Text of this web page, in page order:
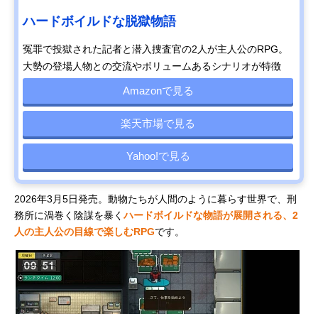
ハードボイルドな脱獄物語
冤罪で投獄された記者と潜入捜査官の2人が主人公のRPG。
大勢の登場人物との交流やボリュームあるシナリオが特徴
Amazonで見る
楽天市場で見る
Yahoo!で見る
2026年3月5日発売。動物たちが人間のように暮らす世界で、刑
務所に渦巻く陰謀を暴くハードボイルドな物語が展開される、2
人の主人公の目線で楽しむRPGです。